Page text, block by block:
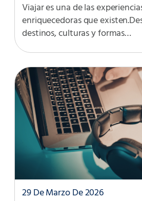
Viajar es una de las
enriquecedoras que
destinos, culturas y formas…
29 De Marzo De 2026